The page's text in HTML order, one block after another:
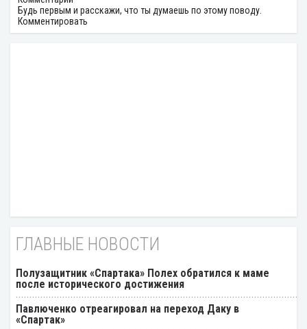
Будь первым и расскажи, что ты думаешь по этому поводу.
Комментировать
ГЛАВНЫЕ НОВОСТИ
Полузащитник «Спартака» Полех обратился к маме
после исторического достижения
Павлюченко отреагировал на переход Даку в
«Спартак»